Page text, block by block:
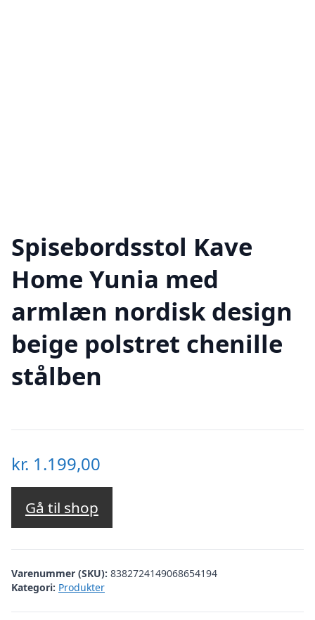
Spisebordsstol Kave
Home Yunia med
armlæn nordisk design
beige polstret chenille
stålben
kr. 1.199,00
Gå til shop
Varenummer (SKU): 8382724149068654194
Kategori: Produkter